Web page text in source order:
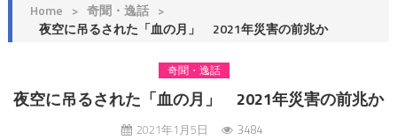
Home > 奇聞・逸話 >
夜空に吊るされた「血の月」 2021年災害の前兆か
奇聞・逸話
夜空に吊るされた「血の月」 2021年災害の前兆か
2021年1月5日 3484